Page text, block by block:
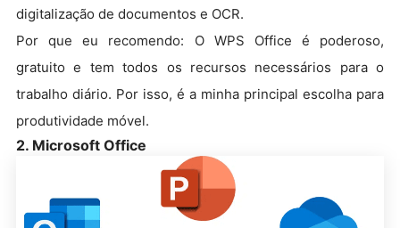
digitalização de documentos e OCR.
Por que eu recomendo: O WPS Office é poderoso,
gratuito e tem todos os recursos necessários para o
trabalho diário. Por isso, é a minha principal escolha para
produtividade móvel.
2. Microsoft Office